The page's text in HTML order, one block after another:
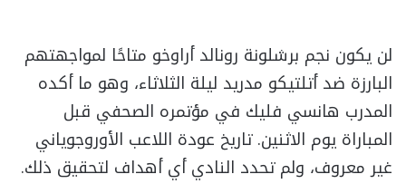
لن يكون نجم برشلونة رونالد أراوخو متاحًا لمواجهتهم
البارزة ضد أتلتيكو مدريد ليلة الثلاثاء، وهو ما أكده
المدرب هانسي فليك في مؤتمره الصحفي قبل
المباراة يوم الاثنين. تاريخ عودة اللاعب الأوروجوياني
غير معروف، ولم تحدد النادي أي أهداف لتحقيق ذلك.